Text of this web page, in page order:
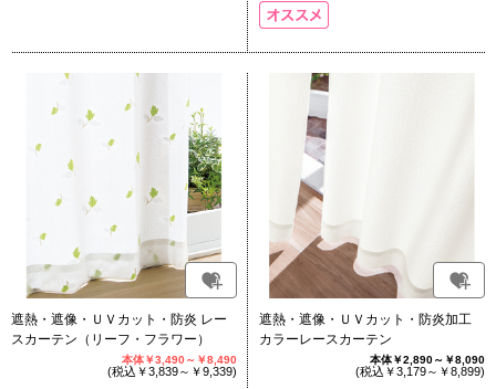
遮熱・遮像・ＵＶカット・防炎 レー
スカーテン（リーフ・フラワー）
本体￥3,490～￥8,490
(税込￥3,839～￥9,339)
遮熱・遮像・ＵＶカット・防炎加工
カラーレースカーテン
本体￥2,890～￥8,090
(税込￥3,179～￥8,899)